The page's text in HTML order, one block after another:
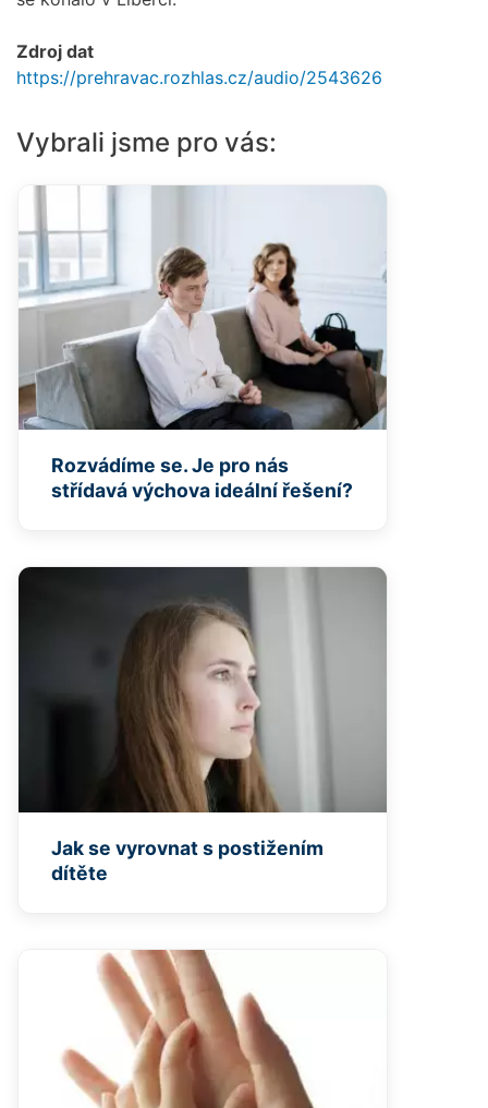
Zdroj dat
https://prehravac.rozhlas.cz/audio/2543626
Vybrali jsme pro vás:
Rozvádíme se. Je pro nás
střídavá výchova ideální řešení?
Jak se vyrovnat s postižením
dítěte